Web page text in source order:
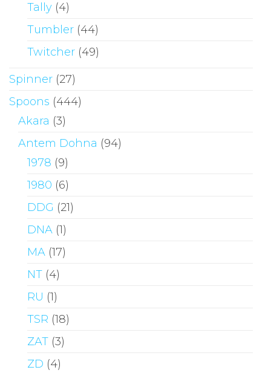
Tally (4)
Tumbler (44)
Twitcher (49)
Spinner (27)
Spoons (444)
Akara (3)
Antem Dohna (94)
1978 (9)
1980 (6)
DDG (21)
DNA (1)
MA (17)
NT (4)
RU (1)
TSR (18)
ZAT (3)
ZD (4)